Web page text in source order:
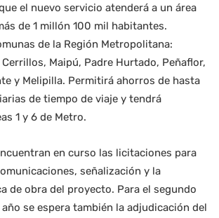
el nuevo servicio atenderá a un área
de 1 millón 100 mil habitantes.
de la Región Metropolitana:
Maipú, Padre Hurtado, Peñaflor,
y Melipilla. Permitirá ahorros de hasta
de tiempo de viaje y tendrá
1 y 6 de Metro.
en curso las licitaciones para
señalización y la
de obra del proyecto. Para el segundo
se espera también la adjudicación del